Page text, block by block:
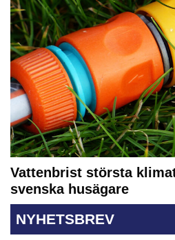
Vattenbrist största
svenska husägare
NYHETSBREV